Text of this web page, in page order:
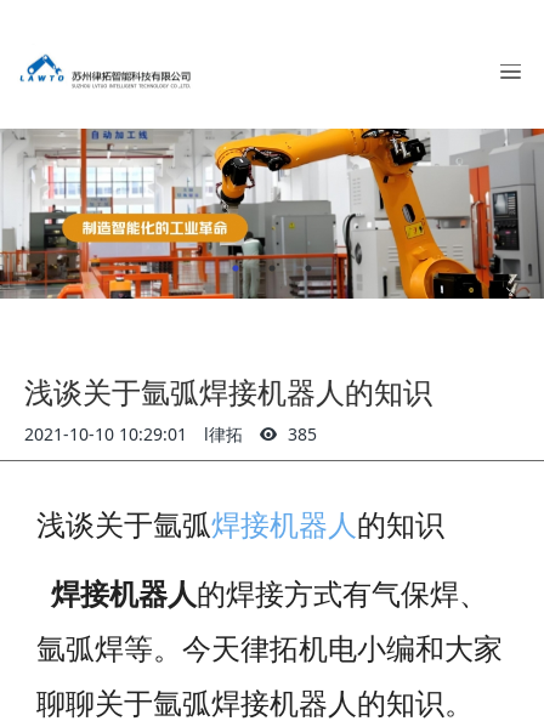
浅谈关于氩弧焊接机器人的知识
2021-10-10 10:29:01 l律拓 385
浅谈关于氩弧焊接机器人的知识
焊接机器人的焊接方式有气保焊、
氩弧焊等。今天律拓机电小编和大家
聊聊关于氩弧焊接机器人的知识。